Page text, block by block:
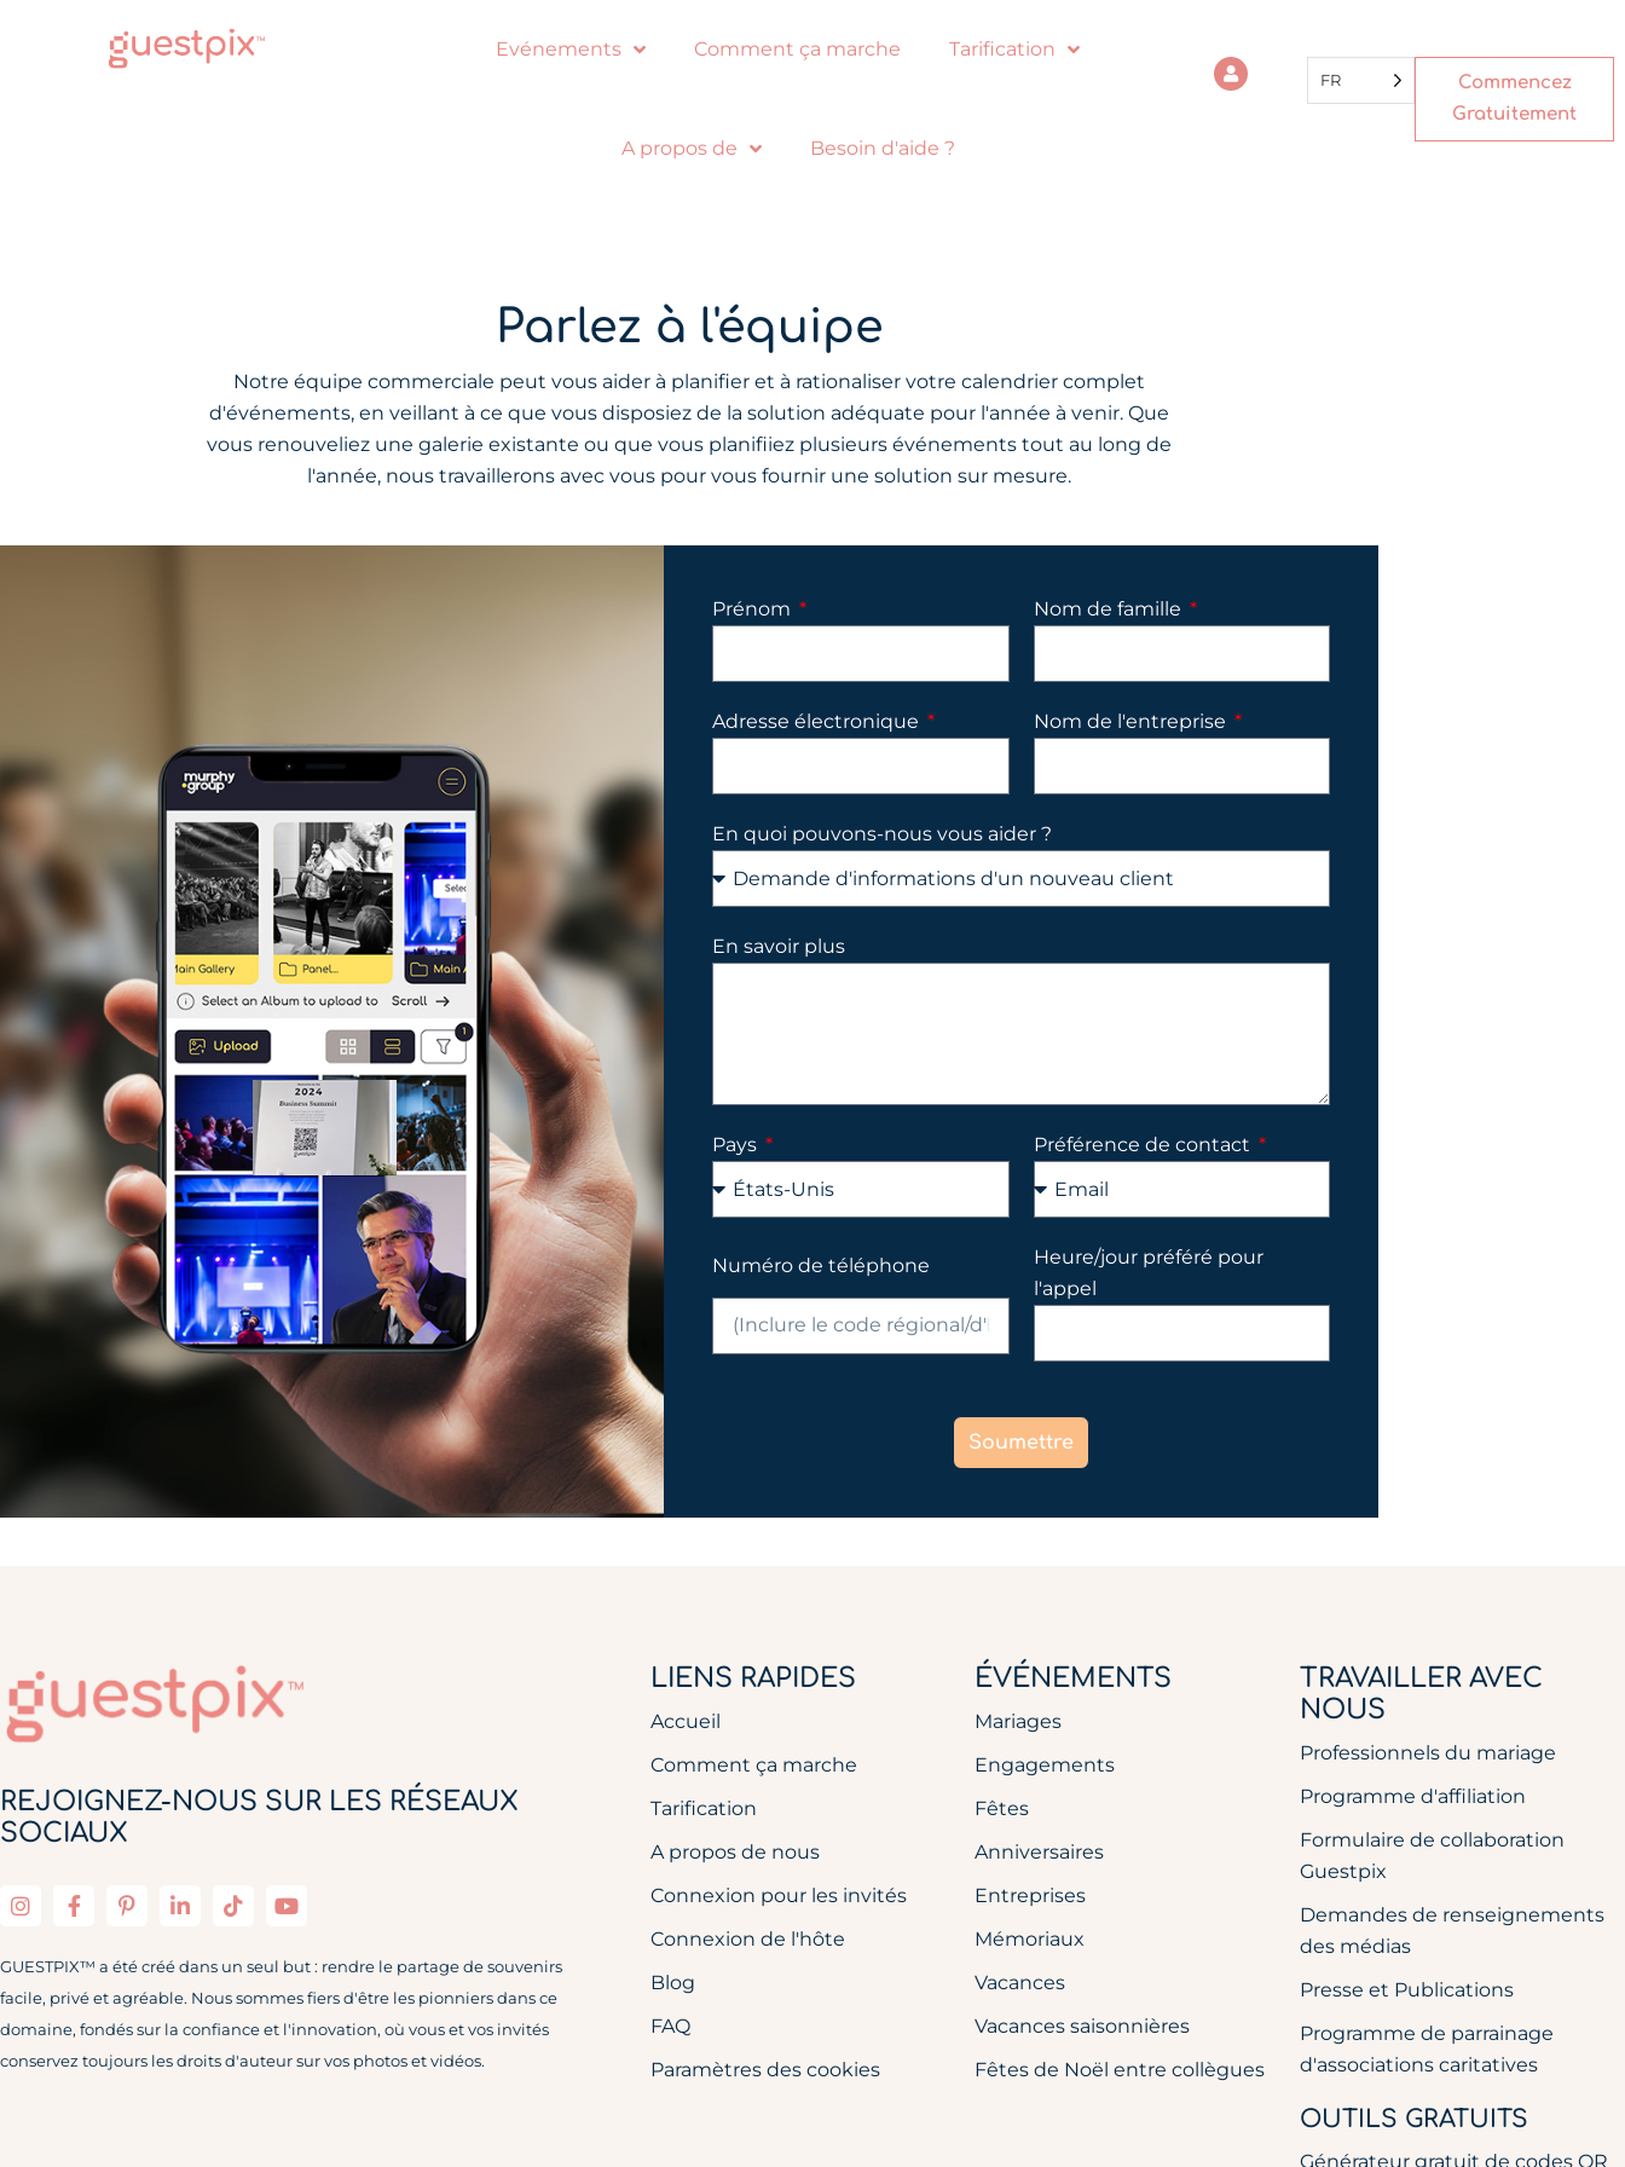
Evénements Comment ça marche Tarification
A propos de Besoin d'aide ?
FR
Commencez
Gratuitement
Parlez à l'équipe
Notre équipe commerciale peut vous aider à planifier et à rationaliser votre calendrier complet
d'événements, en veillant à ce que vous disposiez de la solution adéquate pour l'année à venir. Que
vous renouveliez une galerie existante ou que vous planifiiez plusieurs événements tout au long de
l'année, nous travaillerons avec vous pour vous fournir une solution sur mesure.
Prénom Nom de famille
Adresse électronique Nom de l'entreprise
En quoi pouvons-nous vous aider ?
En savoir plus
Pays Préférence de contact
Numéro de téléphone
Heure/jour préféré pour
l'appel
Soumettre
REJOIGNEZ-NOUS SUR LES RÉSEAUX
SOCIAUX
GUESTPIX™ a été créé dans un seul but : rendre le partage de souvenirs
facile, privé et agréable. Nous sommes fiers d'être les pionniers dans ce
domaine, fondés sur la confiance et l'innovation, où vous et vos invités
conservez toujours les droits d'auteur sur vos photos et vidéos.
LIENS RAPIDES
Accueil
Comment ça marche
Tarification
A propos de nous
Connexion pour les invités
Connexion de l'hôte
Blog
FAQ
Paramètres des cookies
ÉVÉNEMENTS
Mariages
Engagements
Fêtes
Anniversaires
Entreprises
Mémoriaux
Vacances
Vacances saisonnières
Fêtes de Noël entre collègues
TRAVAILLER AVEC
NOUS
Professionnels du mariage
Programme d'affiliation
Formulaire de collaboration
Guestpix
Demandes de renseignements
des médias
Presse et Publications
Programme de parrainage
d'associations caritatives
OUTILS GRATUITS
Générateur gratuit de codes QR